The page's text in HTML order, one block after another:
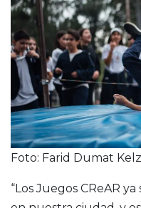
Foto: Farid Dumat
“Los Juegos CReAR